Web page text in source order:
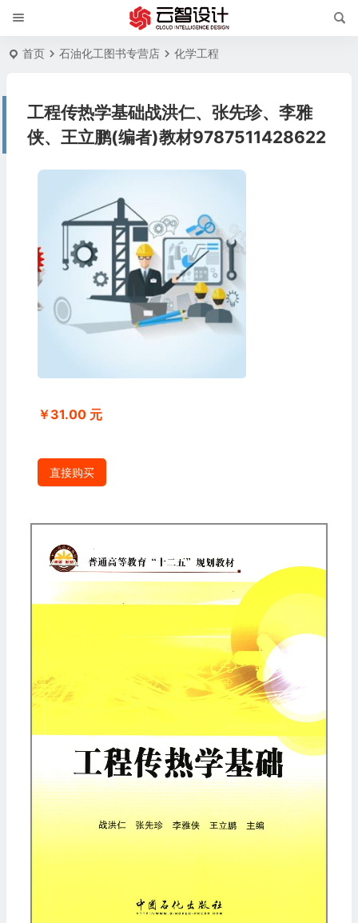
首页 石油化工图书专营店 化学工程
工程传热学基础战洪仁、张先珍、李雅
侠、王立鹏(编者)教材9787511428622
￥31.00 元
直接购买